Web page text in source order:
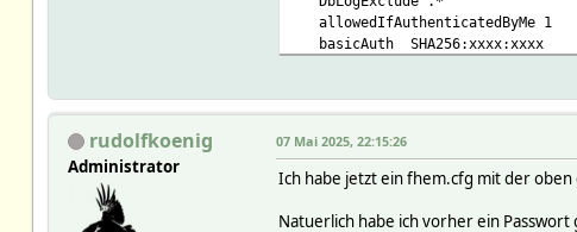
allowedIfAuthenticatedByMe 1
basicAuth SHA256:xxxx:xxxx
rudolfkoenig
Administrator
07 Mai 2025, 22:15:26
Ich habe jetzt ein fhem.cfg mit der
Natuerlich habe ich vorher ein